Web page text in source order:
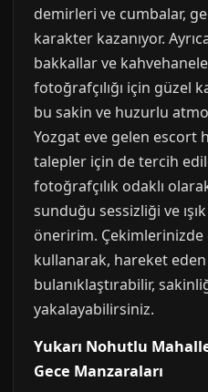
demirleri ve cumbalar,
karakter kazanıyor.
bakkallar ve
fotoğrafçılığı için güzel
bu sakin ve huzurlu
Yozgat eve gelen escort
talepler için de tercih
fotoğrafçılık odaklı
sunduğu sessizliği ve
öneririm.
kullanarak, hareket eden
bulanıklaştırabilir,
yakalayabilirsiniz.
Yukarı Nohutlu
Gece Manzaraları